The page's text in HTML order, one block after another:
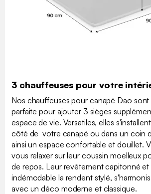
3 chauffeuses pour votre
Nos chauffeuses pour canapé Dao sont
parfaite pour ajouter 3 sièges
espace de vie. Versatiles, elles
côté de votre canapé ou dans un coin
ainsi un espace confortable et douillet.
vous relaxer sur leur coussin moelleux
de repos. Leur revêtement capitonné
indémodable la rendent stylé,
avec un déco moderne et classique.